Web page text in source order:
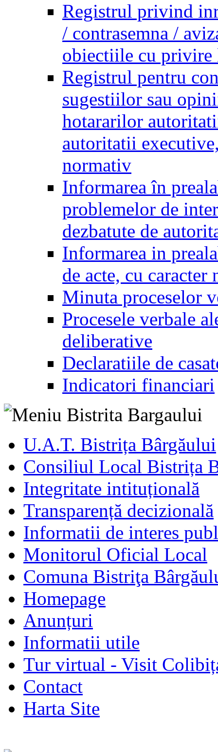
Registrul privind
/ contrasemna /
obiectiile cu privire
Registrul pentru
sugestiilor sau
hotararilor
autoritatii
normativ
Informarea în
problemelor de
dezbatute de
Informarea in
de acte, cu caracter
Minuta proceselor
Procesele verbale
deliberative
Declaratiile de
Indicatori financiari
U.A.T. Bistrița Bârgăului
Consiliul Local Bistrița
Integritate intituțională
Transparență decizională
Informatii de interes
Monitorul Oficial Local
Comuna Bistriţa
Homepage
Anunțuri
Informatii utile
Tur virtual - Visit
Contact
Harta Site